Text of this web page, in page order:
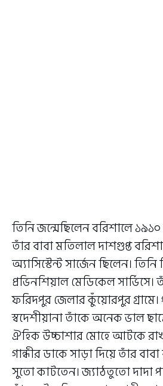
তিনি জন্মেছিলেন বরিশালে
তাঁর বাবা মতিলাল দাশগুপ্ত
অ্যাসিস্টেন্ট সার্জেন ছিলেন।
প্রভিনশিয়াল মেডিকেল
ফরিদপুর জেলার কুঁয়োরপুর গ্রামে।
স্বদেশীয়ানা তাঁকে অনেক ভাল
ঐহিক উচ্চাশার মোহে আটকে
গান্ধীর ডাকে সাড়া দিয়ে তাঁর
সুতো কাটতেন। জ্যাঠতুতো দাদা